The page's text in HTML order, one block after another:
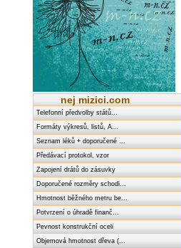
nej mizici.com
Telefonní předvolby států...
Formáty výkresů, listů, A...
Seznam léků + doporučené ...
Předávací protokol, vzor
Zapojení drátů do zásuvky
Doporučené rozměry schodi...
Hmotnost běžného metru be...
Potvrzení o úhradě finanč...
Pevnost konstrukční oceli
Objemová hmotnost dřeva (...